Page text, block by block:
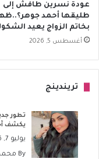
عودة نسرين طافش إلى
طليقها أحمد
بخاتم الزواج يعيد
أغسطس 5, 2026
تريندينج
تطور
يكشف
يوليو 7, 2026
By